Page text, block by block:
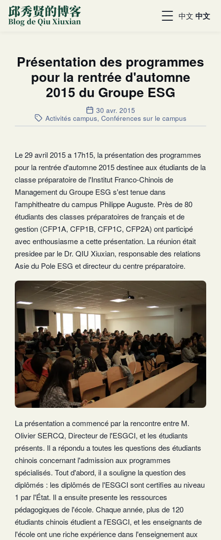
中文 中文
Présentation des programmes
pour la rentrée d'automne
2015 du Groupe ESG
30 avr. 2015
Activités campus, Conférences sur le campus
Le 29 avril 2015 a 17h15, la présentation des programmes
pour la rentrée d'automne 2015 destinee aux étudiants de la
classe préparatoire de l'Institut Franco-Chinois de
Management du Groupe ESG s'est tenue dans
l'amphitheatre du campus Philippe Auguste. Près de 80
étudiants des classes préparatoires de français et de
gestion (CFP1A, CFP1B, CFP1C, CFP2A) ont participé
avec enthousiasme a cette présentation. La réunion était
presidee par le Dr. QIU Xiuxian, responsable des relations
Asie du Pole ESG et directeur du centre préparatoire.
La présentation a commencé par la rencontre entre M.
Olivier SERCQ, Directeur de l'ESGCI, et les étudiants
présents. Il a répondu a toutes les questions des étudiants
chinois concernant l'admission aux programmes
spécialisés. Tout d'abord, il a souligne la question des
diplômés : les diplômés de l'ESGCI sont certifies au niveau
1 par l'État. Il a ensuite presente les ressources
pédagogiques de l'école. Chaque année, plus de 120
étudiants chinois étudient a l'ESGCI, et les enseignants de
l'école ont une riche expérience dans l'enseignement aux